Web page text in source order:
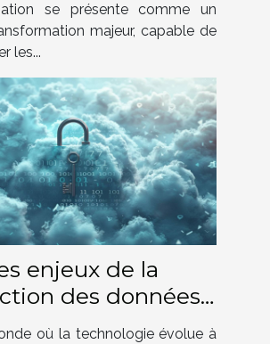
se présente comme un
majeur, capable de
les...
enjeux de la
des données
dans le cloud
où la technologie évolue à